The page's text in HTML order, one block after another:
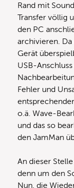
Rand mit
Transfer völlig
den PC
archivieren.
Gerät
USB-
Fehler und
o.ä. Wave-
und das so
den JamMan
An dieser
denn um den
Nun, die